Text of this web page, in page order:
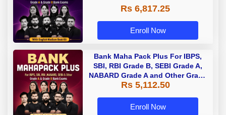
Rs 6,817.25
Enroll Now
Bank Maha Pack Plus For IBPS,
SBI, RBI Grade B, SEBI Grade A,
NABARD Grade A and Other Grade
A & Grade B Bank Exams
Rs 5,112.50
Enroll Now